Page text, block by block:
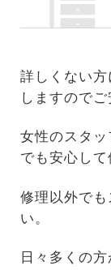
詳しくない
しますのでご
女性のスタ
でも安心して
修理以外で
い。
日々多くの